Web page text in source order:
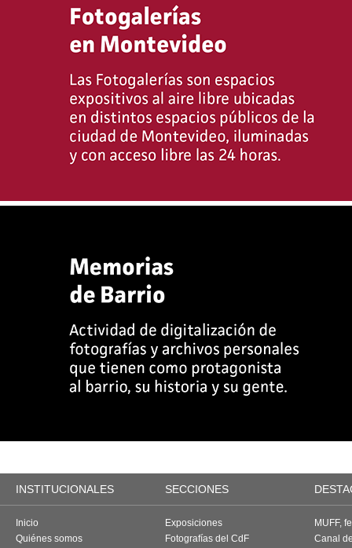
INSTITUCIONALES SECCIONES
Inicio
Quiénes somos
Exposiciones
Fotografías del CdF
MUFF,
Canal